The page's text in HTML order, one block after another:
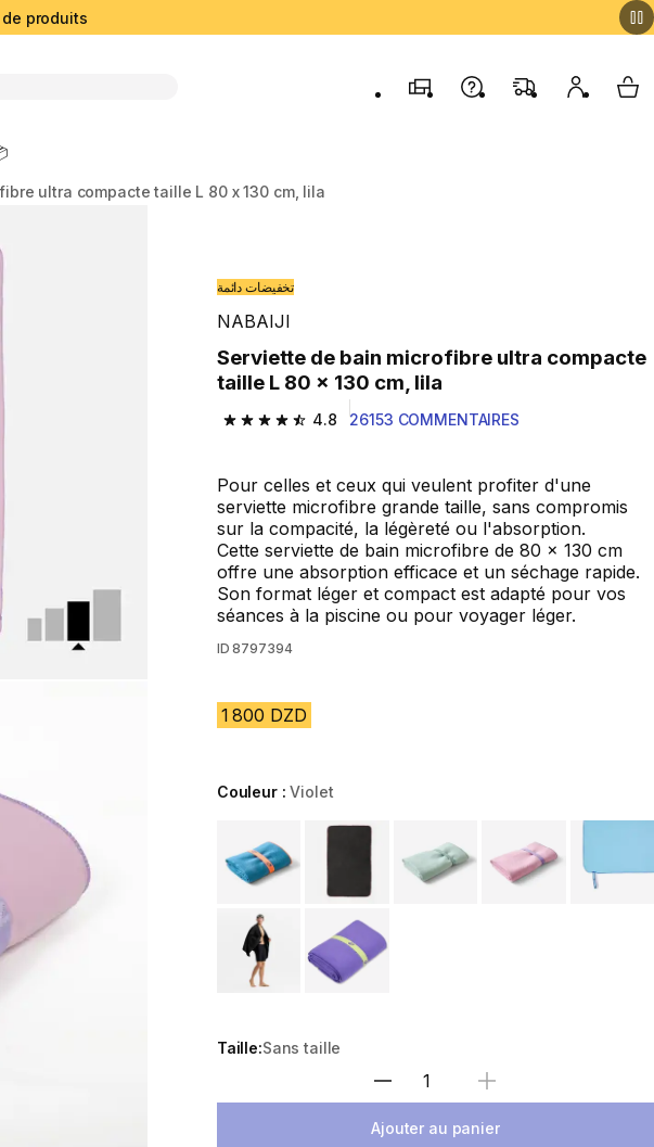
produits
MagasinsContactez-nous
FAQ Mon My
ultra compacte taille L 80 x 130 cm, lila
تخفيضات دائمة
NABAIJI
Serviette de bain microfibre ultra compacte
taille L 80 x 130 cm, lila
4.8
4.8 out of 5 stars from 26153 reviews
26153 COMMENTAIRES
Pour celles et ceux qui veulent profiter d'une
serviette microfibre grande taille, sans compromis
sur la compacité, la légèreté ou l'absorption.
Cette serviette de bain microfibre de 80 x 130 cm
offre une absorption efficace et un séchage rapide.
Son format léger et compact est adapté pour vos
séances à la piscine ou pour voyager léger.
ID 8797394
1 800 DZD
Couleur :Violet
Choose a variant
Taille:Sans taille
Sélectionnez la quantité
Ajouter au panier